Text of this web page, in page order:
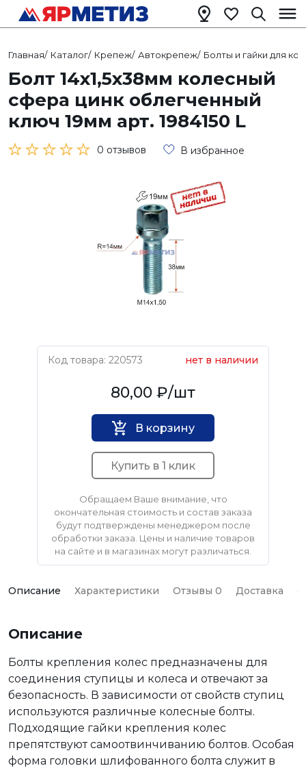
Главная/ Каталог/ Крепеж/ Автокрепеж/ Болты и гайки для
Болт 14х1,5х38мм колесный
сфера цинк облегченный
ключ 19мм арт. 1984150 L
0 отзывов В избранное
Код товара: 220573 нет в наличии
Нет бренда80,00 ₽/шт
В корзину
Купить в 1 клик
Обращаем Ваше внимание, что
окончательная стоимость и состав заказа
будут подтверждены менеджером после
обработки заказа. Цены и наличие товаров
на сайте и в магазинах могут различаться.
Описание Характеристики Отзывы 0 Доставка
Описание
Болты крепления колес предназначены для
соединения ступицы и колеса и отвечают за
безопасность. В зависимости от свойств ступиц
используются различные колесные болты.
Подходящие гайки крепления колес
препятствуют самоотвинчиванию болтов. Особая
форма головки шлифованного болта служит в